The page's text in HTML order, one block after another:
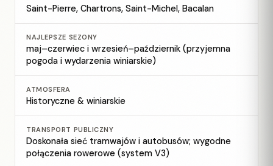
Saint-Pierre, Chartrons, Saint-Michel, Bacalan
NAJLEPSZE SEZONY
maj–czerwiec i wrzesień–październik (przyjemna
pogoda i wydarzenia winiarskie)
ATMOSFERA
Historyczne & winiarskie
TRANSPORT PUBLICZNY
Doskonała sieć tramwajów i autobusów; wygodne
połączenia rowerowe (system V3)